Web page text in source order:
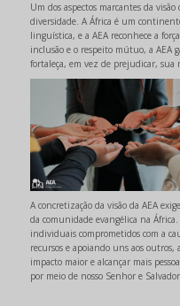
Um dos aspectos marcantes da
diversidade. A África é um
linguística, e a AEA reconhece a
inclusão e o respeito mútuo, a AEA
fortaleça, em vez de prejudicar, sua
A concretização da visão da AEA
da comunidade evangélica na
individuais comprometidos com a
recursos e apoiando uns aos
impacto maior e alcançar mais
por meio de nosso Senhor e